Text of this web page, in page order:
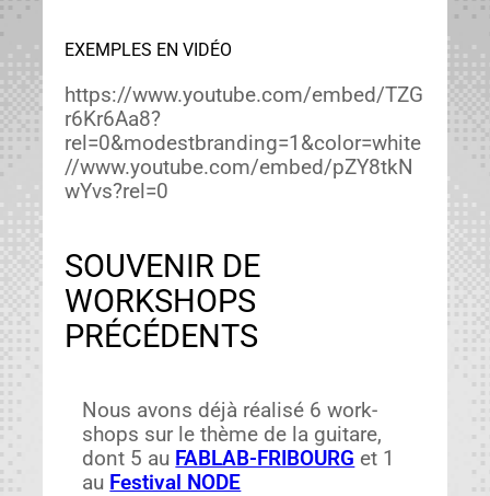
EXEMPLES EN VIDÉO
https://www.youtube.com/embed/TZG
r6Kr6Aa8?
rel=0&modestbranding=1&color=white
//www.youtube.com/embed/pZY8tkN
wYvs?rel=0
SOUVENIR DE
WORKSHOPS
PRÉCÉDENTS
Nous avons déjà réal­isé 6 work­
shops sur le thème de la gui­tare,
dont 5 au FABLAB-FRIBOURG et 1
au Fes­ti­val NODE